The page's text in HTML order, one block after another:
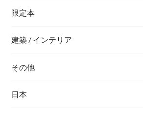
限定本
建築 / インテリア
その他
日本